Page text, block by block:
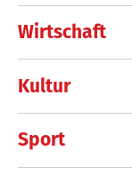
Wirtschaft
Kultur
Sport